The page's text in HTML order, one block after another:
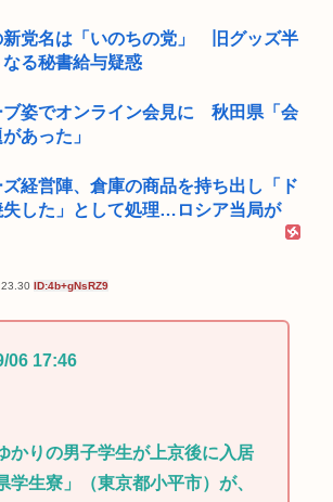
新党名は「いのちの党」 旧グッズ半
る秘書給与疑惑
ブ姿でオンライン会見に 秋田県「会
あった」
経営陣、倉庫の商品を持ち出し「ド
失した」として処理…ロシア当局が
ID:4b+gNsRZ9
06 17:46
かりの男子学生が上京後に入居
学生寮」（東京都小平市）が、